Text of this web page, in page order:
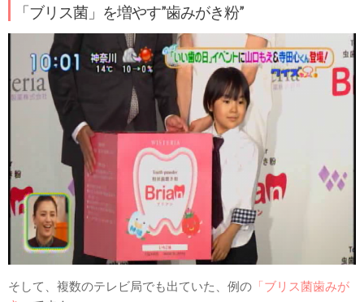
「ブリス菌」を増やす”歯みがき粉”
そして、複数のテレビ局でも出ていた、例の 「ブリス菌歯みが